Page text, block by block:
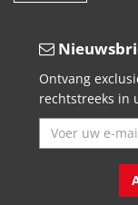
Ontvang
rechtstreeks in